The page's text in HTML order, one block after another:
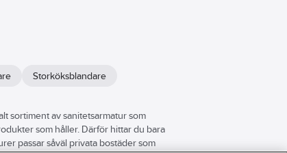
Storköksblandare
sortiment av sanitetsarmatur som
som håller. Därför hittar du bara
passar såväl privata bostäder som